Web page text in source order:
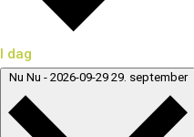
I dag
Nu Nu - 2026-09-29 29. september